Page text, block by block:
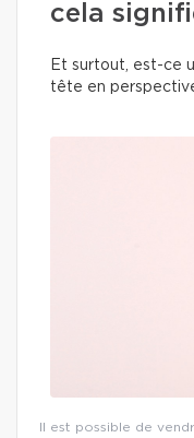
cela
Et surtout, est-ce
tête en
Il est possible de